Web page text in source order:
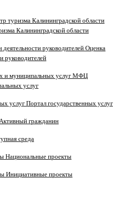
Калининградской области
Оценка
руководителей
МФЦ
услуг
Портал государственных услуг
Активный гражданин
среда
Национальные проекты
Инициативные проекты